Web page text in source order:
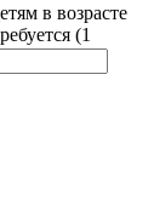
в возрасте
(1